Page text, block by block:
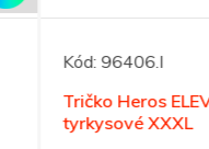
96406.I
Tričko Heros ELEVATE 150
tyrkysové XXXL